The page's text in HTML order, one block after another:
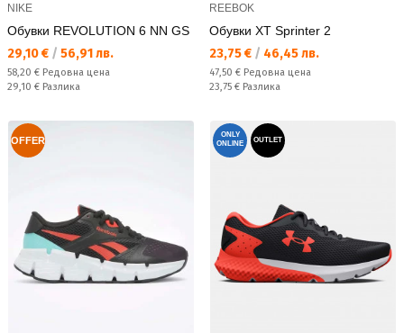
NIKE
Обувки REVOLUTION 6 NN GS
Текуща цена:
29,10 € / 56,91 лв.
Редовна цена:
58,20 € Редовна цена
Спестявате:
29,10 € Разлика
REEBOK
Обувки XT Sprinter 2
Текуща цена:
23,75 € / 46,45 лв.
Редовна цена:
47,50 € Редовна цена
Спестявате:
23,75 € Разлика
OFFER
ONLY
ONLINE
OUTLET